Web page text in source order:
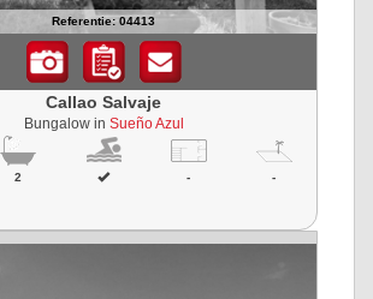
Referentie: 04413
Callao Salvaje
Bungalow in Sueño Azul
2 - -